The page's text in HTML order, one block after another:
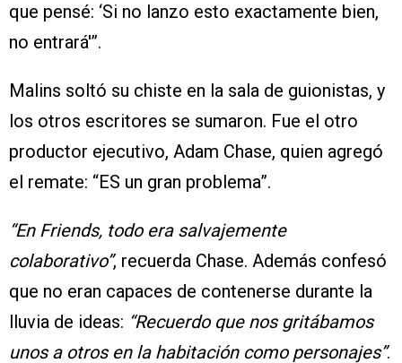
que pensé: ‘Si no lanzo esto exactamente bien,
no entrará'”.
Malins soltó su chiste en la sala de guionistas, y
los otros escritores se sumaron. Fue el otro
productor ejecutivo, Adam Chase, quien agregó
el remate: “ES un gran problema”.
“En Friends, todo era salvajemente
colaborativo”, recuerda Chase. Además confesó
que no eran capaces de contenerse durante la
lluvia de ideas: “Recuerdo que nos gritábamos
unos a otros en la habitación como personajes”.